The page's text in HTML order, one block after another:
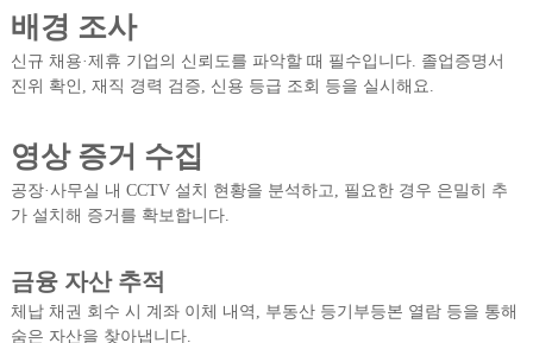
배경 조사
신규 채용·제휴 기업의 신뢰도를 파악할 때 필수입니다. 졸업증명서
진위 확인, 재직 경력 검증, 신용 등급 조회 등을 실시해요.
영상 증거 수집
공장·사무실 내 CCTV 설치 현황을 분석하고, 필요한 경우 은밀히 추
가 설치해 증거를 확보합니다.
금융 자산 추적
체납 채권 회수 시 계좌 이체 내역, 부동산 등기부등본 열람 등을 통해
숨은 자산을 찾아냅니다.